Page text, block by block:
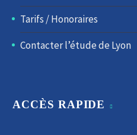
Tarifs / Honoraires
Contacter l’étude de Lyon
ACCÈS RAPIDE